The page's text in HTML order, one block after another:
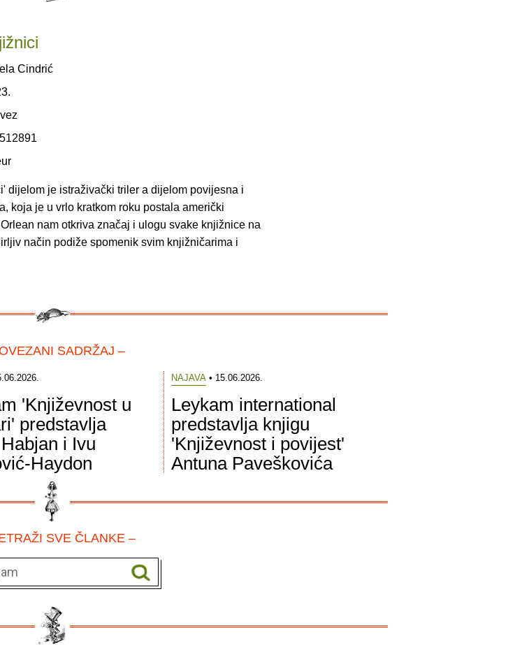
Cindrić
dijelom je istraživački triler a dijelom povijesna i
koja je u vrlo kratkom roku postala američki
nam otkriva značaj i ulogu svake knjižnice na
način podiže spomenik svim knjižničarima i
SADRŽAJ –
'Književnost u
predstavlja
i Ivu
Haydon
NAJAVA• 15.06.2026.
Leykam international
predstavlja knjigu
'Književnost i povijest'
Antuna Paveškovića
SVE ČLANKE –